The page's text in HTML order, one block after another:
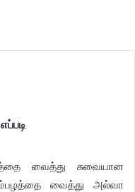
வைத்து சுவையான
வைத்து அல்வா